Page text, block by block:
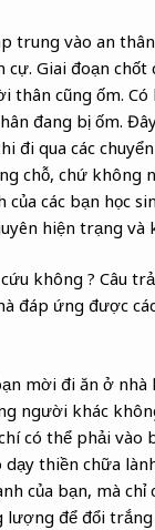
trung vào an
Giai đoạn
thân cũng ốm.
đang bị ốm.
đi qua các
chỗ, chứ không
các bạn học
hiện trạng và
không ? Câu
đáp ứng được
mời đi ăn ở nhà
người khác
có thể phải vào
thiền chữa
của bạn, mà
để đổi